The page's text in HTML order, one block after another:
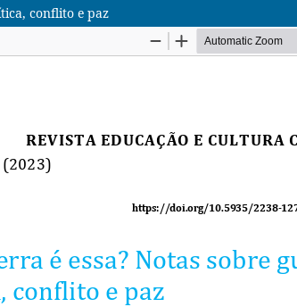
conflito e paz